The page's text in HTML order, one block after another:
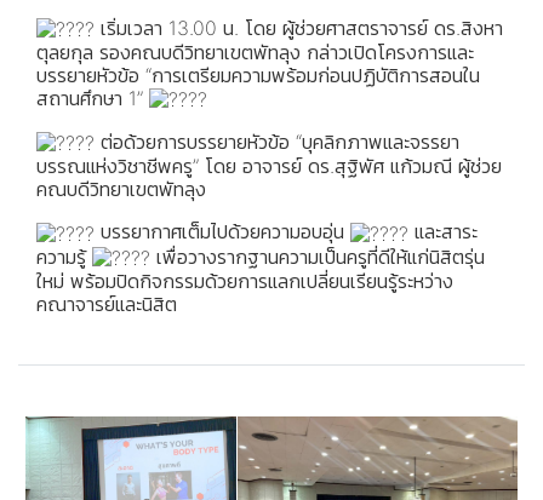
เริ่มเวลา 13.00 น. โดย ผู้ช่วยศาสตราจารย์ ดร.สิงหา
ตุลยกุล รองคณบดีวิทยาเขตพัทลุง กล่าวเปิดโครงการและ
บรรยายหัวข้อ “การเตรียมความพร้อมก่อนปฏิบัติการสอนใน
สถานศึกษา 1”
ต่อด้วยการบรรยายหัวข้อ “บุคลิกภาพและจรรยา
บรรณแห่งวิชาชีพครู” โดย อาจารย์ ดร.สุฐิพัศ แก้วมณี ผู้ช่วย
คณบดีวิทยาเขตพัทลุง
บรรยากาศเต็มไปด้วยความอบอุ่น
และสาระ
ความรู้
เพื่อวางรากฐานความเป็นครูที่ดีให้แก่นิสิตรุ่น
ใหม่ พร้อมปิดกิจกรรมด้วยการแลกเปลี่ยนเรียนรู้ระหว่าง
คณาจารย์และนิสิต